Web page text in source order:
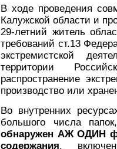
В ходе проведения
Калужской области и
29-летний житель
требований ст.13
экстремистской
территории
распространение
производство или
Во внутренних
большого числа
обнаружен АЖ ОДИН
содержания,